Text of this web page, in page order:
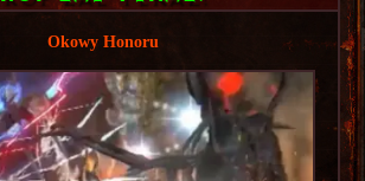
Okowy Honoru